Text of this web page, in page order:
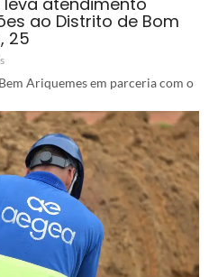
ao Distrito de Bom
25
Ariquemes em parceria com o